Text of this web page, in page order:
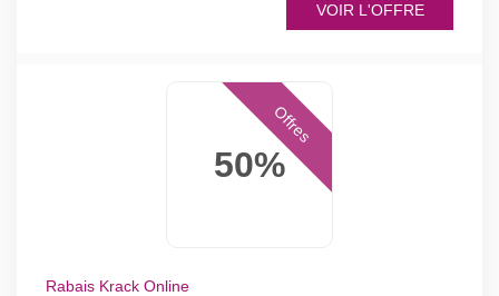
VOIR L'OFFRE
50%
Offres
Rabais Krack Online